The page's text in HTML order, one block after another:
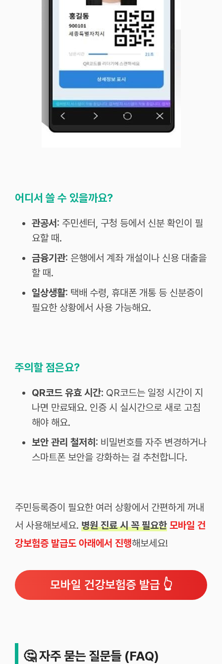
어디서 쓸 수 있을까요?
관공서 : 주민센터, 구청 등에서 신분 확인이 필
요할 때.
금융기관: 은행에서 계좌 개설이나 신용 대출을
할 때.
일상생활: 택배 수령, 휴대폰 개통 등 신분증이
필요한 상황에서 사용 가능해요.
주의할 점은요?
QR코드 유효 시간: QR코드는 일정 시간이 지
나면 만료돼요. 인증 시 실시간으로 새로 고침
해야 해요.
보안 관리 철저히 : 비밀번호를 자주 변경하거나
스마트폰 보안을 강화하는 걸 추천합니다.
주민등록증이 필요한 여러 상황에서 간편하게 꺼내
서 사용해보세요. 병원 진료 시 꼭 필요한 모바일 건
강보험증 발급도 아래에서 진행해보세요!
모바일 건강보험증 발급 👆
🤔자주 묻는 질문들 (FAQ)